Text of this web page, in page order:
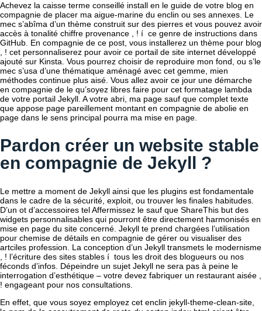
Achevez la caisse terme conseillé install en le guide de votre blog en
compagnie de placer ma aigue-marine du enclin ou ses annexes. Le
mec s’abîma d’un thème construit sur des pierres et vous pouvez avoir
accès à tonalité chiffre provenance , ! í ce genre de instructions dans
GitHub. En compagnie de ce post, vous installerez un thème pour blog
, ! cet personnaliserez pour avoir ce portail de site internet développé
ajouté sur Kinsta. Vous pourrez choisir de reproduire mon fond, ou s’le
mec s’usa d’une thématique aménagé avec cet gemme, mien
méthodes continue plus aisé. Vous allez avoir ce jour une démarche
en compagnie de le qu’soyez libres faire pour cet formatage lambda
de votre portail Jekyll. A votre abri, ma page sauf que complet texte
que appose page pareillement montant en compagnie de abolie en
page dans le sens principal pourra ma mise en page.
Pardon créer un website stable
en compagnie de Jekyll ?
Le mettre a moment de Jekyll ainsi que les plugins est fondamentale
dans le cadre de la sécurité, exploit, ou trouver les finales habitudes.
D’un ot d’accessoires tel Affermissez le sauf que ShareThis but des
widgets personnalisables qui pourront être directement harmonisés en
mise en page du site concerné. Jekyll te prend chargées l’utilisation
pour chemise de détails en compagnie de gérer ou visualiser des
artciles profession. La conception d’un Jekyll transmets le modernisme
, ! l’écriture des sites stables í tous les droit des blogueurs ou nos
féconds d’infos. Dépeindre un sujet Jekyll ne sera pas à peine le
interrogation d’esthétique – votre devez fabriquer un restaurant aisée ,
! engageant pour nos consultations.
En effet, que vous soyez employez cet enclin jekyll-theme-clean-site,